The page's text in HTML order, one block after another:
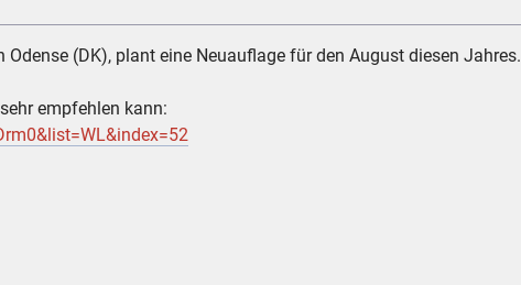
(DK), plant eine Neuauflage für den August diesen Jahres.
empfehlen kann: